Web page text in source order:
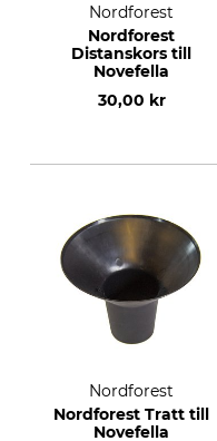
Nordforest
Nordforest
Distanskors till
Novefella
30,00 kr
Nordforest
Nordforest Tratt till
Novefella